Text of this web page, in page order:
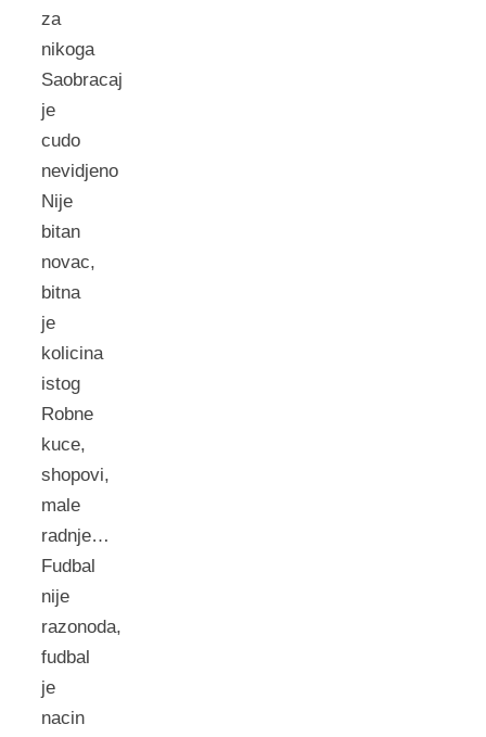
za
nikoga
Saobracaj
je
cudo
nevidjeno
Nije
bitan
novac,
bitna
je
kolicina
istog
Robne
kuce,
shopovi,
male
radnje…
Fudbal
nije
razonoda,
fudbal
je
nacin